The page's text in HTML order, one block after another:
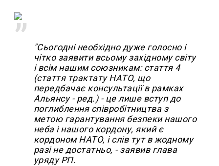
"Сьогодні необхідно дуже голосно і
чітко заявити всьому західному світу
і всім нашим союзникам: стаття 4
(стаття трактату НАТО, що
передбачає консультації в рамках
Альянсу - ред.) - це лише вступ до
поглиблення співробітництва з
метою гарантування безпеки нашого
неба і нашого кордону, який є
кордоном НАТО, і слів тут в жодному
разі не достатньо, - заявив глава
уряду РП.